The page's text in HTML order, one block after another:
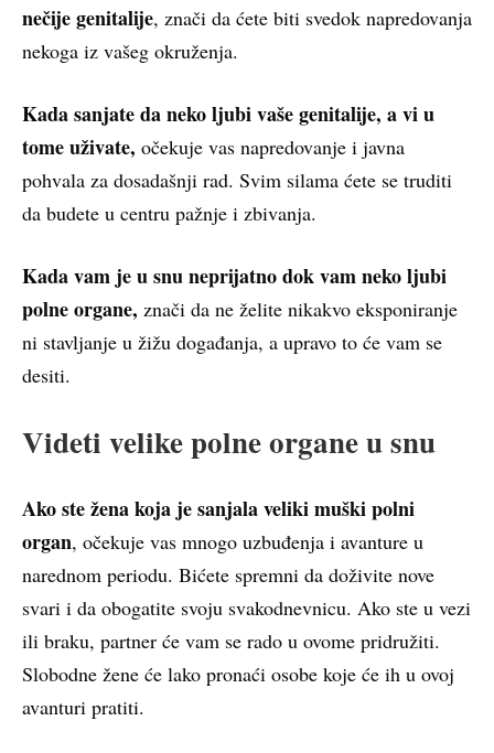
nečije genitalije, znači da ćete biti svedok napredovanja
nekoga iz vašeg okruženja.
Kada sanjate da neko ljubi vaše genitalije, a vi u
tome uživate, očekuje vas napredovanje i javna
pohvala za dosadašnji rad. Svim silama ćete se truditi
da budete u centru pažnje i zbivanja.
Kada vam je u snu neprijatno dok vam neko ljubi
polne organe, znači da ne želite nikakvo eksponiranje
ni stavljanje u žižu događanja, a upravo to će vam se
desiti.
Videti velike polne organe u snu
Ako ste žena koja je sanjala veliki muški polni
organ, očekuje vas mnogo uzbuđenja i avanture u
narednom periodu. Bićete spremni da doživite nove
svari i da obogatite svoju svakodnevnicu. Ako ste u vezi
ili braku, partner će vam se rado u ovome pridružiti.
Slobodne žene će lako pronaći osobe koje će ih u ovoj
avanturi pratiti.